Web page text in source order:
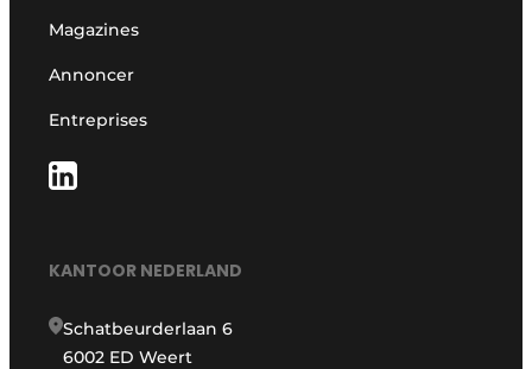
Magazines
Annoncer
Entreprises
KANTOOR NEDERLAND
Schatbeurderlaan 6
6002 ED Weert